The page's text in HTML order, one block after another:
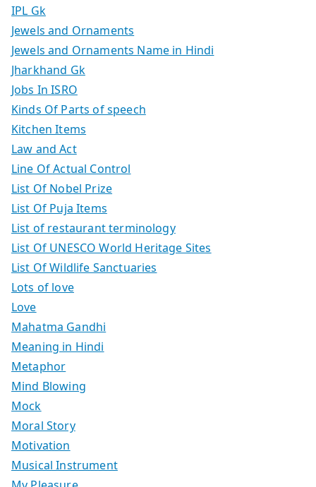
IPL Gk
Jewels and Ornaments
Jewels and Ornaments Name in Hindi
Jharkhand Gk
Jobs In ISRO
Kinds Of Parts of speech
Kitchen Items
Law and Act
Line Of Actual Control
List Of Nobel Prize
List Of Puja Items
List of restaurant terminology
List Of UNESCO World Heritage Sites
List Of Wildlife Sanctuaries
Lots of love
Love
Mahatma Gandhi
Meaning in Hindi
Metaphor
Mind Blowing
Mock
Moral Story
Motivation
Musical Instrument